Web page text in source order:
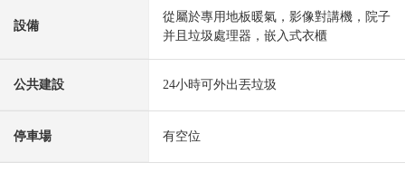
設備
從屬於專用地板暖氣，影像對講機，院子
并且垃圾處理器，嵌入式衣櫃
公共建設 24小時可外出丟垃圾
停車場 有空位